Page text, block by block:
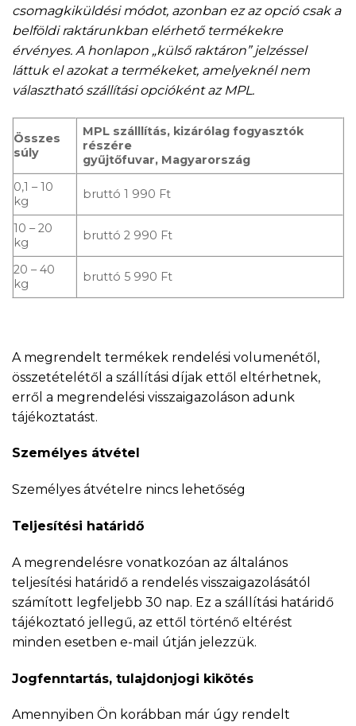
csomagkiküldési módot, azonban ez az opció csak a
belföldi raktárunkban elérhető termékekre
érvényes. A honlapon „külső raktáron” jelzéssel
láttuk el azokat a termékeket, amelyeknél nem
választható szállítási opcióként az MPL.
Összes
súly
MPL szálllítás, kizárólag fogyasztók
részére
gyűjtőfuvar, Magyarország
0,1 – 10
kg
bruttó 1 990 Ft
10 – 20
kg
bruttó 2 990 Ft
20 – 40
kg
bruttó 5 990 Ft
A megrendelt termékek rendelési volumenétől,
összetételétől a szállítási díjak ettől eltérhetnek,
erről a megrendelési visszaigazoláson adunk
tájékoztatást.
Személyes átvétel
Személyes átvételre nincs lehetőség
Teljesítési határidő
A megrendelésre vonatkozóan az általános
teljesítési határidő a rendelés visszaigazolásától
számított legfeljebb 30 nap. Ez a szállítási határidő
tájékoztató jellegű, az ettől történő eltérést
minden esetben e-mail útján jelezzük.
Jogfenntartás, tulajdonjogi kikötés
Amennyiben Ön korábban már úgy rendelt